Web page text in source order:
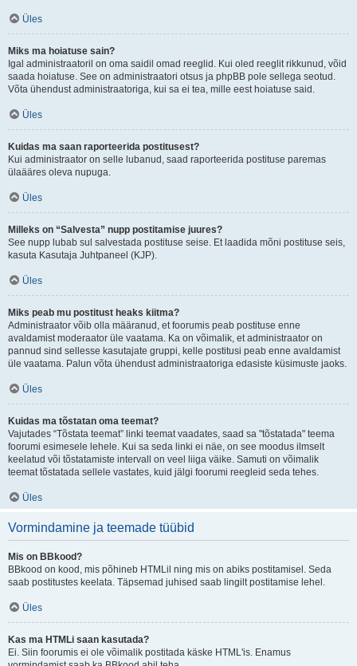
Üles
Miks ma hoiatuse sain?
Igal administraatoril on oma saidil omad reeglid. Kui oled reeglit rikkunud, võid
saada hoiatuse. See on administraatori otsus ja phpBB pole sellega seotud.
Võta ühendust administraatoriga, kui sa ei tea, mille eest hoiatuse said.
Üles
Kuidas ma saan raporteerida postitusest?
Kui administraator on selle lubanud, saad raporteerida postituse paremas
ülaääres oleva nupuga.
Üles
Milleks on “Salvesta” nupp postitamise juures?
See nupp lubab sul salvestada postituse seise. Et laadida mõni postituse seis,
kasuta Kasutaja Juhtpaneel (KJP).
Üles
Miks peab mu postitust heaks kiitma?
Administraator võib olla määranud, et foorumis peab postituse enne
avaldamist moderaator üle vaatama. Ka on võimalik, et administraator on
pannud sind sellesse kasutajate gruppi, kelle postitusi peab enne avaldamist
üle vaatama. Palun võta ühendust administraatoriga edasiste küsimuste jaoks.
Üles
Kuidas ma tõstatan oma teemat?
Vajutades “Tõstata teemat” linki teemat vaadates, saad sa "tõstatada" teema
foorumi esimesele lehele. Kui sa seda linki ei näe, on see moodus ilmselt
keelatud või tõstatamiste intervall on veel liiga väike. Samuti on võimalik
teemat tõstatada sellele vastates, kuid jälgi foorumi reegleid seda tehes.
Üles
Vormindamine ja teemade tüübid
Mis on BBkood?
BBkood on kood, mis põhineb HTMLil ning mis on abiks postitamisel. Seda
saab postitustes keelata. Täpsemad juhised saab lingilt postitamise lehel.
Üles
Kas ma HTMLi saan kasutada?
Ei. Siin foorumis ei ole võimalik postitada käske HTML'is. Enamus